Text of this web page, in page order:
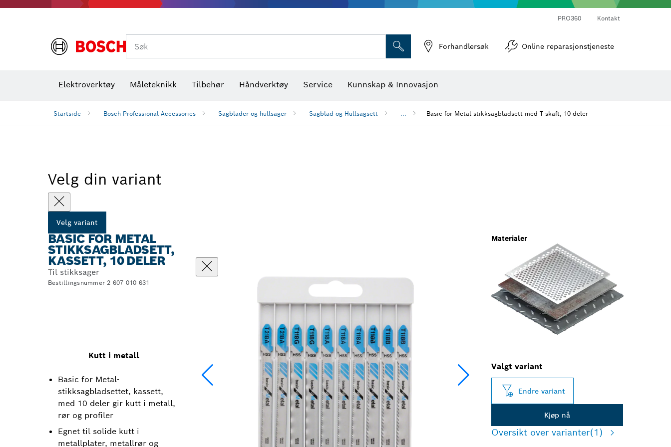
PRO360 Kontakt
Søk Forhandlersøk Online reparasjonstjeneste
Elektroverktøy Måleteknikk Tilbehør Håndverktøy Service Kunnskap & Innovasjon
Startside Bosch Professional Accessories Sagblader og hullsager Sagblad og Hullsagsett ... Basic for Metal stikksagbladsett med T-skaft, 10 deler
Velg din variant
Velg variant
BASIC FOR METAL
STIKKSAGBLADSETT,
KASSETT, 10 DELER
Til stikksager
Bestillingsnummer 2 607 010 631
Kutt i metall
Basic for Metal-
stikksagbladsettet, kassett,
med 10 deler gir kutt i metall,
rør og profiler
Egnet til solide kutt i
metallplater, metallrør og
Materialer
Valgt variant
Endre variant
Kjøp nå
Oversikt over varianter(1)